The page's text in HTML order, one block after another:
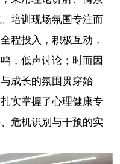
培训现场氛围专注而
程投入，积极互动，
，低声讨论；时而因
成长的氛围贯穿始
实掌握了心理健康专
危机识别与干预的实